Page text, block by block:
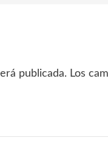
publicada. Los